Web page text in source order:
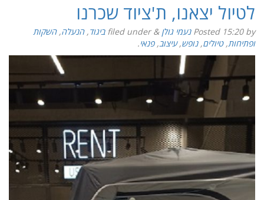
לטיול יצאנו, ת'ציוד שכרנו
Posted 15:20by נעמי גולן &
filed under ביגוד,הנעלה,השקות
ופתיחות,טיולים,נופש,עיצוב,פנאי.